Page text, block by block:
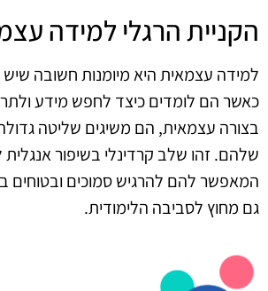
הקניית הרגלי למידה
למידה עצמאית היא מיומנות חשובה
כאשר הם לומדים כיצד לחפש מידע
בצורה עצמאית, הם משיגים שליטה
שלהם. זהו שלב קרדינלי בשיפור אנגלית
המאפשר להם להרגיש סמוכים ובטוחים
גם מחוץ לסביבה הלימודית.